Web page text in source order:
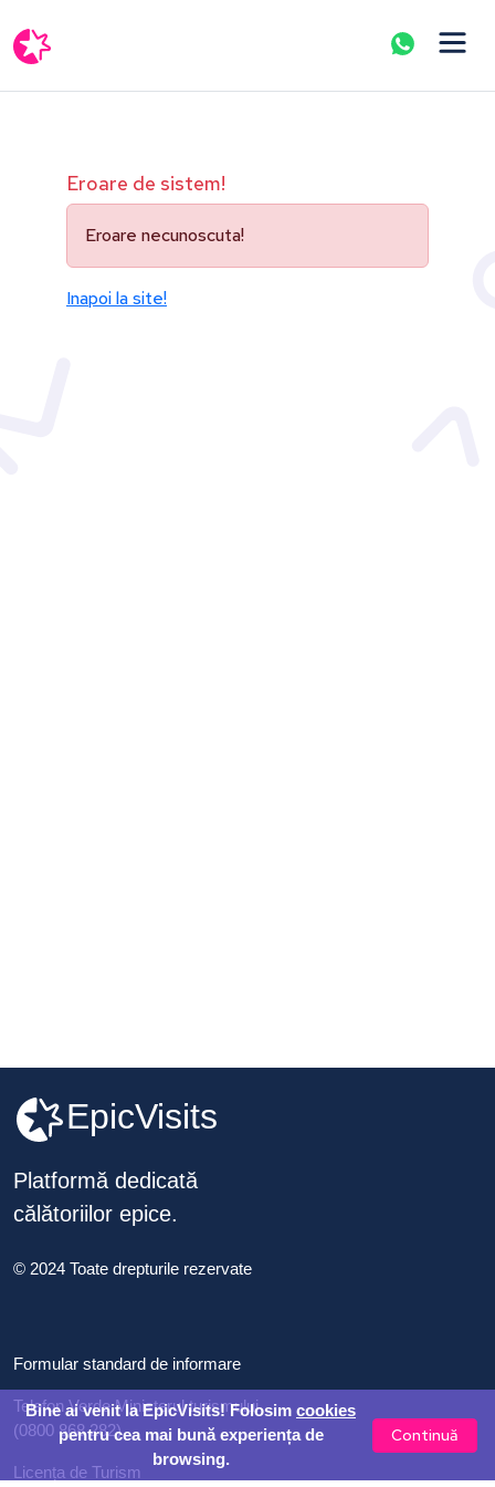
Eroare de sistem!
Eroare necunoscuta!
Inapoi la site!
EpicVisits
Platformă dedicată
călătoriilor epice.
© 2024 Toate drepturile rezervate
Formular standard de informare
Telefon Verde Ministerul turismului
(0800 868 282)
Licența de Turism
Bine ai venit la EpicVisits! Folosim cookies
pentru cea mai bună experiența de
browsing.
Continuă